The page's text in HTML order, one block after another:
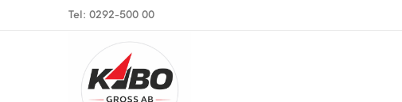
Tel: 0292-500 00